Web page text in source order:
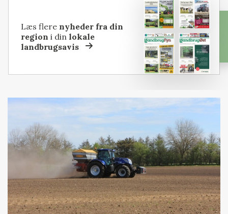
Læs flere nyheder fra din
region i dinlokale
landbrugsavis